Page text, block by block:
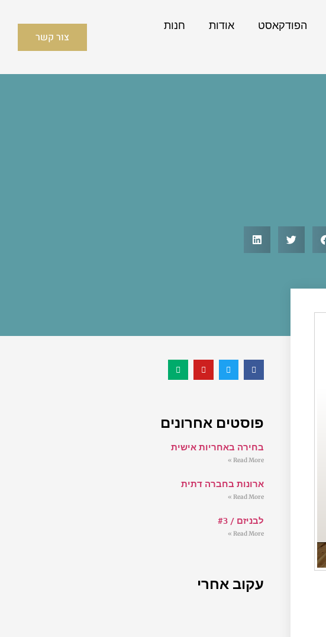
הפודקאסט אודות
חנות
צור קשר
פוסטים אחרונים
בחירה באחריות אישית
Read More »
ארונות בחברה דתית
Read More »
לבניזם / #3
Read More »
עקוב אחרי